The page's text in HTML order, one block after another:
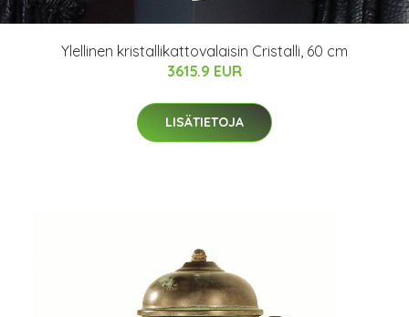
Ylellinen kristallikattovalaisin Cristalli, 60 cm
3615.9 EUR
LISÄTIETOJA